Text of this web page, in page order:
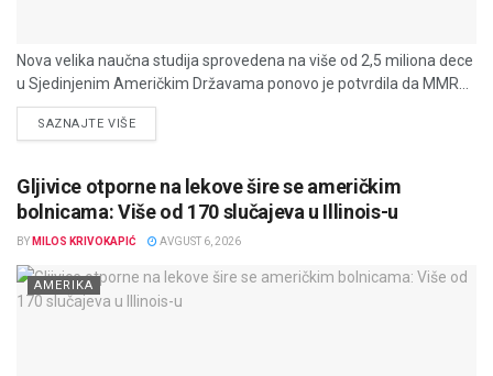
Nova velika naučna studija sprovedena na više od 2,5 miliona dece
u Sjedinjenim Američkim Državama ponovo je potvrdila da MMR...
SAZNAJTE VIŠEDETAILS
Gljivice otporne na lekove šire se američkim
bolnicama: Više od 170 slučajeva u Illinois-u
BY MILOS KRIVOKAPIĆ AVGUST 6, 2026
AMERIKA